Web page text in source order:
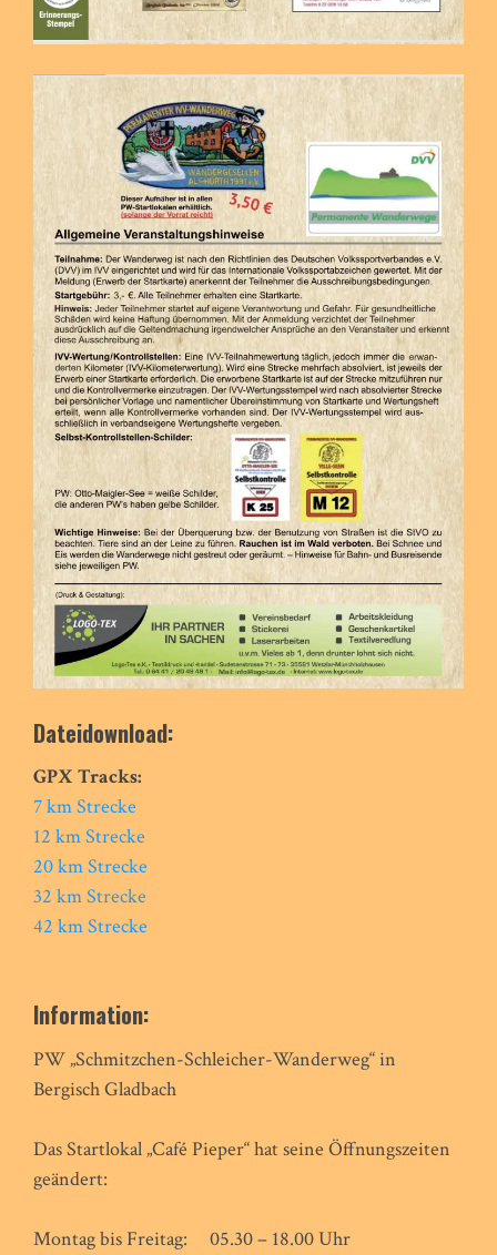
Dateidownload:
GPX Tracks:
7 km Strecke
12 km Strecke
20 km Strecke
32 km Strecke
42 km Strecke
Information:
PW „Schmitzchen-Schleicher-Wanderweg“ in
Bergisch Gladbach
Das Startlokal „Café Pieper“ hat seine Öffnungszeiten
geändert:
Montag bis Freitag: 05.30 – 18.00 Uhr